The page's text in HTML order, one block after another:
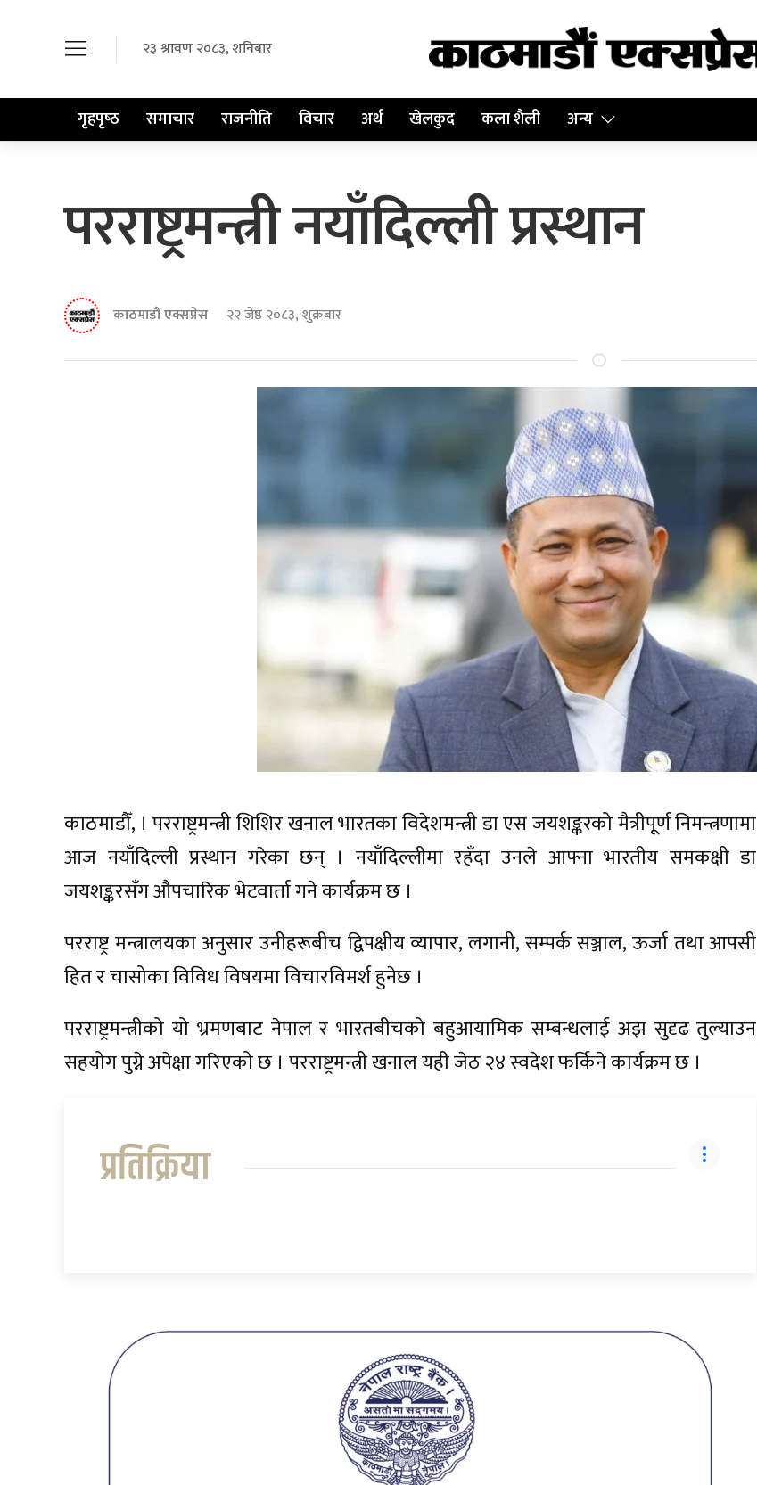
२३ श्रावण २०८३, शनिबार
गृहपृष्‍ठ समाचार राजनीति विचार अर्थ खेलकुद कला शैली अन्य
परराष्ट्रमन्त्री नयाँदिल्ली प्रस्थान
काठमाडौं एक्सप्रेस २२ जेष्ठ २०८३, शुक्रबार
काठमाडौँ, । परराष्ट्रमन्त्री शिशिर खनाल भारतका विदेशमन्त्री डा एस जयशङ्करको मैत्रीपूर्ण निमन्त्रणामा
आज नयाँदिल्ली प्रस्थान गरेका छन् । नयाँदिल्लीमा रहँदा उनले आफ्ना भारतीय समकक्षी डा
जयशङ्करसँग औपचारिक भेटवार्ता गने कार्यक्रम छ ।
परराष्ट्र मन्त्रालयका अनुसार उनीहरूबीच द्विपक्षीय व्यापार, लगानी, सम्पर्क सञ्जाल, ऊर्जा तथा आपसी
हित र चासोका विविध विषयमा विचारविमर्श हुनेछ ।
परराष्ट्रमन्त्रीको यो भ्रमणबाट नेपाल र भारतबीचको बहुआयामिक सम्बन्धलाई अझ सुदृढ तुल्याउन
सहयोग पुग्ने अपेक्षा गरिएको छ । परराष्ट्रमन्त्री खनाल यही जेठ २४ स्वदेश फर्किने कार्यक्रम छ ।
प्रतिक्रिया